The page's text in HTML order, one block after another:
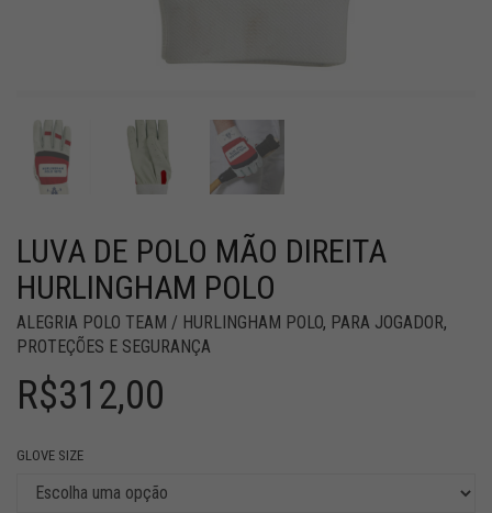
LUVA DE POLO MÃO DIREITA
HURLINGHAM POLO
ALEGRIA POLO TEAM / HURLINGHAM POLO, PARA JOGADOR,
PROTEÇÕES E SEGURANÇA
R$312,00
GLOVE SIZE